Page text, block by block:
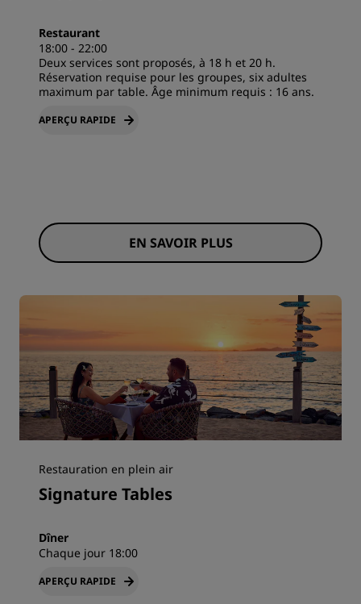
Restaurant
18:00 - 22:00
Deux services sont proposés, à 18 h et 20 h.
Réservation requise pour les groupes, six adultes
maximum par table. Âge minimum requis : 16 ans.
APERÇU RAPIDE
EN SAVOIR PLUS
Restauration en plein air
Signature Tables
Dîner
Chaque jour 18:00
APERÇU RAPIDE